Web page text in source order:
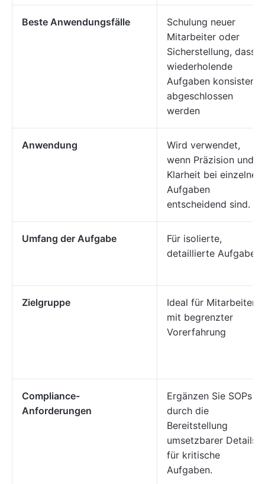
Beste Anwendungsfälle
Schulung neuer
Mitarbeiter oder
Sicherstellung, dass
wiederholende
Aufgaben konsistent
abgeschlossen
werden
Anwendung
Wird verwendet,
wenn Präzision und
Klarheit bei einzelnen
Aufgaben
entscheidend sind.
Umfang der Aufgabe
Für isolierte,
detaillierte Aufgaben
Zielgruppe
Ideal für Mitarbeiter
mit begrenzter
Vorerfahrung
Compliance-
Anforderungen
Ergänzen Sie SOPs
durch die
Bereitstellung
umsetzbarer Details
für kritische
Aufgaben.